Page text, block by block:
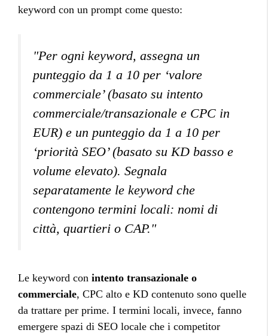
keyword con un prompt come questo:
"Per ogni keyword, assegna un
punteggio da 1 a 10 per ‘valore
commerciale’ (basato su intento
commerciale/transazionale e CPC in
EUR) e un punteggio da 1 a 10 per
‘priorità SEO’ (basato su KD basso e
volume elevato). Segnala
separatamente le keyword che
contengono termini locali: nomi di
città, quartieri o CAP."
Le keyword con intento transazionale o
commerciale, CPC alto e KD contenuto sono quelle
da trattare per prime. I termini locali, invece, fanno
emergere spazi di SEO locale che i competitor